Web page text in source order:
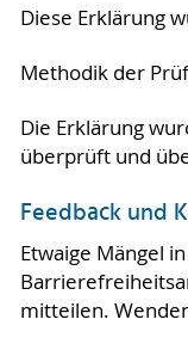
Diese Erklärung
Methodik der
Die Erklärung
überprüft und
Feedback und
Etwaige Mängel
mitteilen.